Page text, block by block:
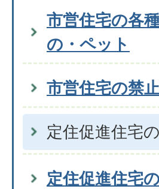
市営住宅の各
の・ペット
市営住宅の禁
定住促進住宅
定住促進住宅